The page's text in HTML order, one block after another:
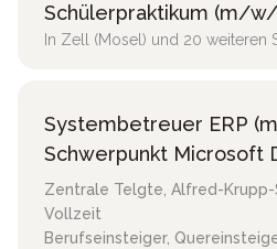
Schülerpraktikum (m/
In Zell (Mosel) und 20 weiteren
Systembetreuer ERP
Schwerpunkt Microsoft
Zentrale Telgte, Alfred-Krupp-
Vollzeit
Berufseinsteiger,